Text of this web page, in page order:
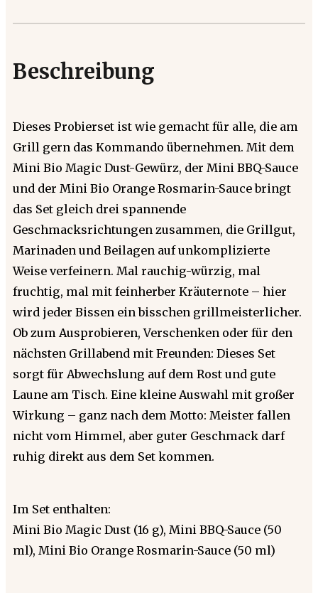
Beschreibung
Dieses Probierset ist wie gemacht für alle, die am
Grill gern das Kommando übernehmen. Mit dem
Mini Bio Magic Dust-Gewürz, der Mini BBQ-Sauce
und der Mini Bio Orange Rosmarin-Sauce bringt
das Set gleich drei spannende
Geschmacksrichtungen zusammen, die Grillgut,
Marinaden und Beilagen auf unkomplizierte
Weise verfeinern. Mal rauchig-würzig, mal
fruchtig, mal mit feinherber Kräuternote – hier
wird jeder Bissen ein bisschen grillmeisterlicher.
Ob zum Ausprobieren, Verschenken oder für den
nächsten Grillabend mit Freunden: Dieses Set
sorgt für Abwechslung auf dem Rost und gute
Laune am Tisch. Eine kleine Auswahl mit großer
Wirkung – ganz nach dem Motto: Meister fallen
nicht vom Himmel, aber guter Geschmack darf
ruhig direkt aus dem Set kommen.
Im Set enthalten:
Mini Bio Magic Dust (16 g), Mini BBQ-Sauce (50
ml), Mini Bio Orange Rosmarin-Sauce (50 ml)